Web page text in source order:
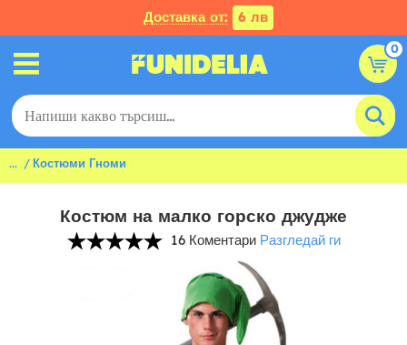
Доставка от: 6 лв
0
... Костюми Гноми
Костюм на малко горско джудже
16 Коментари Разгледай ги